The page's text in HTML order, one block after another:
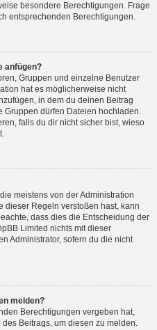
besondere Berechtigungen. Frage
entsprechenden Berechtigungen.
anfügen?
Gruppen und einzelne Benutzer
hat es möglicherweise nicht
in dem du deinen Beitrag
Gruppen dürfen Dateien hochladen.
falls du dir nicht sicher bist, wieso
meistens von der Administration
dieser Regeln verstoßen hast, kann
dass dies die Entscheidung der
Limited nichts mit dieser
Administrator, sofern du die nicht
melden?
Berechtigungen vergeben hat,
Beitrags, um diesen zu melden.